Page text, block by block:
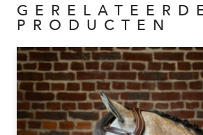
PRODUCTEN